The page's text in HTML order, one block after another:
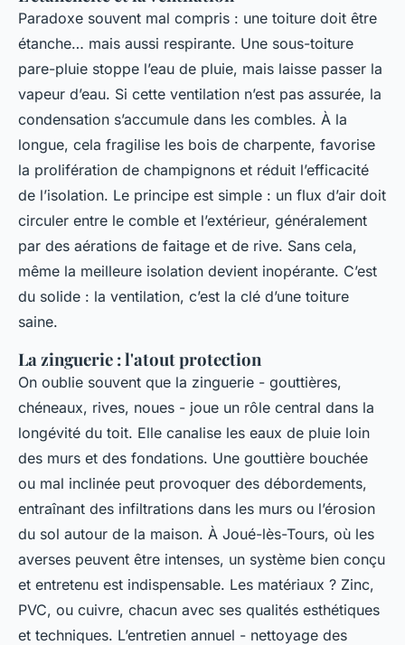
Paradoxe souvent mal compris : une toiture doit être
étanche… mais aussi respirante. Une sous-toiture
pare-pluie stoppe l’eau de pluie, mais laisse passer la
vapeur d’eau. Si cette ventilation n’est pas assurée, la
condensation s’accumule dans les combles. À la
longue, cela fragilise les bois de charpente, favorise
la prolifération de champignons et réduit l’efficacité
de l’isolation. Le principe est simple : un flux d’air doit
circuler entre le comble et l’extérieur, généralement
par des aérations de faitage et de rive. Sans cela,
même la meilleure isolation devient inopérante. C’est
du solide : la ventilation, c’est la clé d’une toiture
saine.
La zinguerie : l'atout protection
On oublie souvent que la zinguerie - gouttières,
chéneaux, rives, noues - joue un rôle central dans la
longévité du toit. Elle canalise les eaux de pluie loin
des murs et des fondations. Une gouttière bouchée
ou mal inclinée peut provoquer des débordements,
entraînant des infiltrations dans les murs ou l’érosion
du sol autour de la maison. À Joué-lès-Tours, où les
averses peuvent être intenses, un système bien conçu
et entretenu est indispensable. Les matériaux ? Zinc,
PVC, ou cuivre, chacun avec ses qualités esthétiques
et techniques. L’entretien annuel - nettoyage des